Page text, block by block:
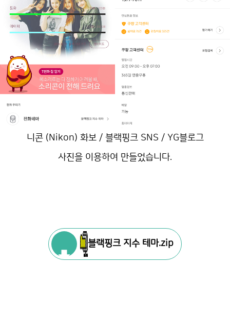
니콘 (Nikon) 화보 / 블랙핑크 SNS / YG블로그
사진을 이용하여 만들었습니다.
블랙핑크 지수 테마.zip